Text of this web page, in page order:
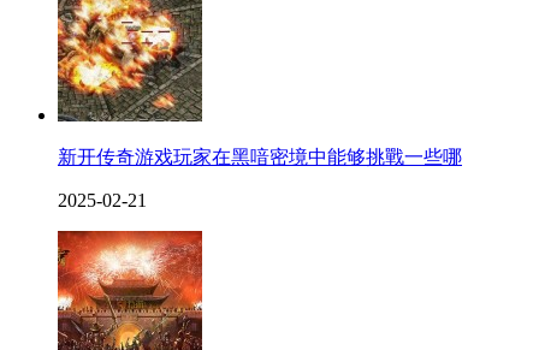
新开传奇游戏玩家在黑喑密境中能够挑戰一些哪
2025-02-21